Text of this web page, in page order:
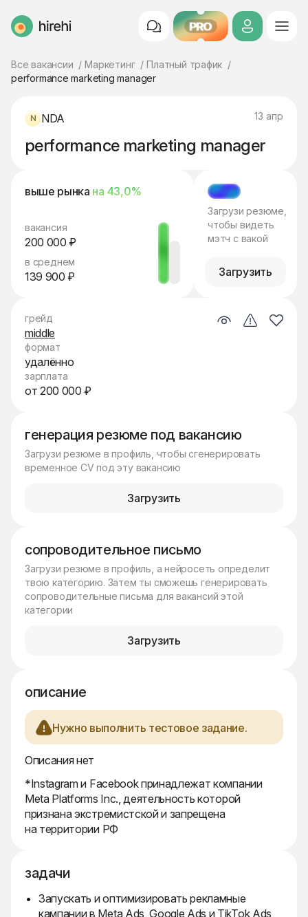
HireHi PRO
Все вакансии Маркетинг
Платный трафик
performance marketing manager
NDA 13 апр
performance marketing manager
выше рынка на 43,0%
вакансия
200 000 ₽
в среднем
139 900 ₽
МЭТЧ
Загрузи резюме,
чтобы видеть
мэтч с вакой
Загрузить
генерация резюме под вакансию
Загрузи резюме в профиль, чтобы сгенерировать
временное CV под эту вакансию
Загрузить
сопроводительное письмо
Загрузи резюме в профиль, а нейросеть определит
твою категорию. Затем ты сможешь генерировать
сопроводительные письма для вакансий этой
категории
Загрузить
описание
Нужно выполнить тестовое задание.
Описания нет
*Instagram и Facebook принадлежат компании
Meta Platforms Inc., деятельность которой
признана экстремистской и запрещена
на территории РФ
задачи
Запускать и оптимизировать рекламные
кампании в Meta Ads, Google Ads и TikTok Ads
грейд
middle
формат
удалённо
зарплата
от 200 000 ₽